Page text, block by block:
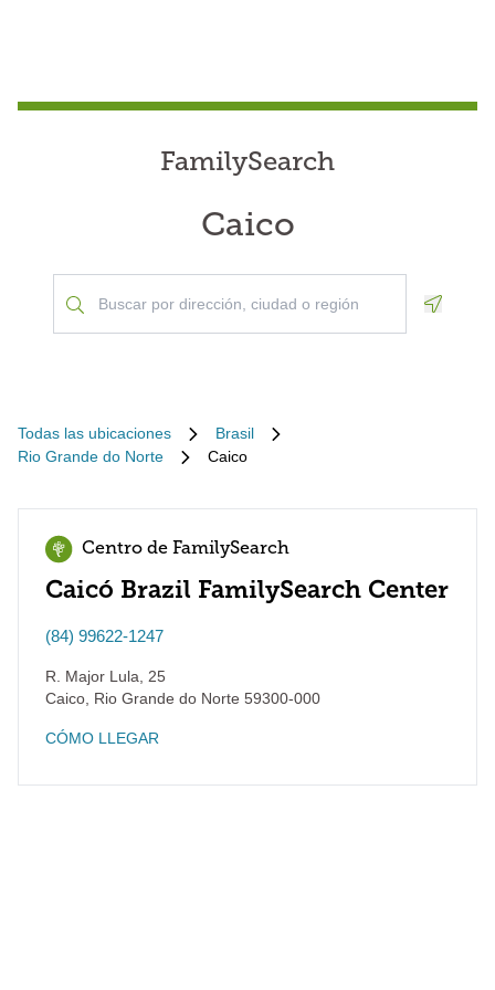
FamilySearch
Caico
Todas las ubicaciones
Brasil
Rio Grande do Norte
Caico
Centro de FamilySearch
Caicó Brazil FamilySearch Center
(84) 99622-1247
R. Major Lula, 25
Caico Rio Grande do Norte 59300-000
CÓMO LLEGAR